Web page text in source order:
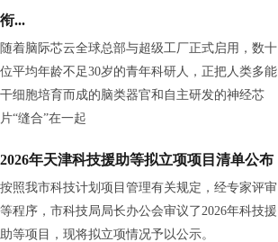
衔...
随着脑际芯云全球总部与超级工厂正式启用，数十
位平均年龄不足30岁的青年科研人，正把人类多能
干细胞培育而成的脑类器官和自主研发的神经芯
片“缝合”在一起
2026年天津科技援助等拟立项项目清单公布
按照我市科技计划项目管理有关规定，经专家评审
等程序，市科技局局长办公会审议了2026年科技援
助等项目，现将拟立项情况予以公示。